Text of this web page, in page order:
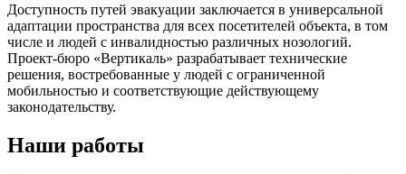
Доступность путей эвакуации заключается в универсальной
адаптации пространства для всех посетителей объекта, в том
числе и людей с инвалидностью различных нозологий.
Проект-бюро «Вертикаль» разрабатывает технические
решения, востребованные у людей с ограниченной
мобильностью и соответствующие действующему
законодательству.
Наши работы